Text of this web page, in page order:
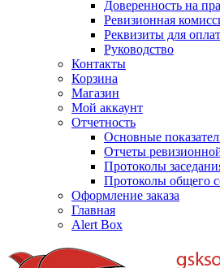
Доверенность на
Ревизионная
Реквизиты для
Руководство
Контакты
Корзина
Магазин
Мой аккаунт
Отчетность
Основные
Отчеты
Протоколы
Протоколы общего
Оформление заказа
Главная
Alert Box